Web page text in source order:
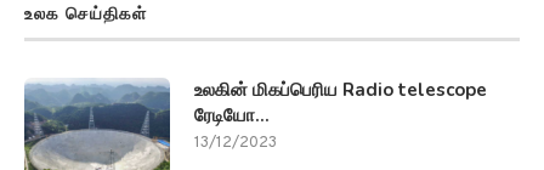
உலக செய்திகள்
உலகின் மிகப்பெரிய Radio telescope
ரேடியோ...
13/12/2023